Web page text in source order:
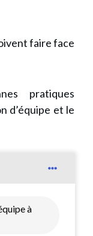
faire face
pratiques
d’équipe et le
à